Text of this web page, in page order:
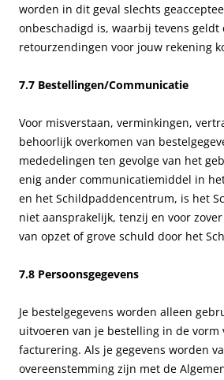
worden in dit geval slechts
onbeschadigd is, waarbij tevens geldt
retourzendingen voor jouw rekening
7.7 Bestellingen/Communicatie
Voor misverstaan, verminkingen,
behoorlijk overkomen van
mededelingen ten gevolge van het
enig ander communicatiemiddel in
en het Schildpaddencentrum, is het
niet aansprakelijk, tenzij en voor
van opzet of grove schuld door het
7.8 Persoonsgegevens
Je bestelgegevens worden alleen
uitvoeren van je bestelling in de vorm
facturering. Als je gegevens worden
overeenstemming zijn met de